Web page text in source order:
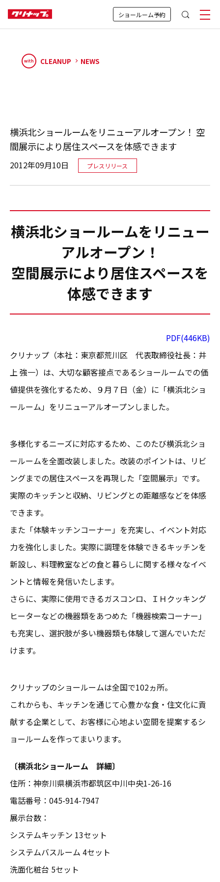
ショールーム予約
with CLEANUP NEWS
横浜北ショールームをリニューアルオープン！ 空
間展示により居住スペースを体感できます
2012年09月10日 プレスリリース
横浜北ショールームをリニュー
アルオープン！
空間展示により居住スペースを
体感できます
PDF(446KB)
クリナップ（本社：東京都荒川区 代表取締役社長：井
上 強一）は、大切な顧客接点であるショールームでの価
値提供を強化するため、９月７日（金）に「横浜北ショ
ールーム」をリニューアルオープンしました。
多様化するニーズに対応するため、このたび横浜北ショ
ールームを全面改装しました。改装のポイントは、リビ
ングまでの居住スペースを再現した「空間展示」です。
実際のキッチンと収納、リビングとの距離感などを体感
できます。
また「体験キッチンコーナー」を充実し、イベント対応
力を強化しました。実際に調理を体験できるキッチンを
新設し、料理教室などの食と暮らしに関する様々なイベ
ントと情報を発信いたします。
さらに、実際に使用できるガスコンロ、ＩＨクッキング
ヒーターなどの機器類をあつめた「機器検索コーナー」
も充実し、選択肢が多い機器類も体験して選んでいただ
けます。
クリナップのショールームは全国で102ヵ所。
これからも、キッチンを通じて心豊かな食・住文化に貢
献する企業として、お客様に心地よい空間を提案するシ
ョールームを作ってまいります。
〔横浜北ショールーム 詳細〕
住所：神奈川県横浜市都筑区中川中央1-26-16
電話番号：045-914-7947
展示台数：
システムキッチン 13セット
システムバスルーム 4セット
洗面化粧台 5セット